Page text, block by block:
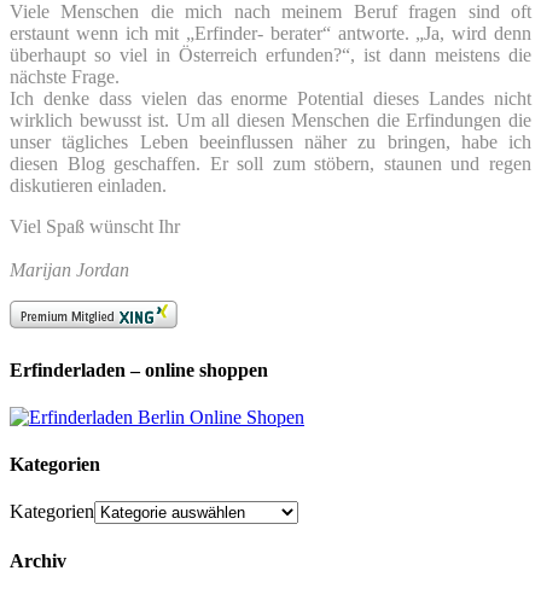
Viele Menschen die mich nach meinem Beruf fragen sind oft
erstaunt wenn ich mit „Erfinder- berater“ antworte. „Ja, wird denn
überhaupt so viel in Österreich erfunden?“, ist dann meistens die
nächste Frage.
Ich denke dass vielen das enorme Potential dieses Landes nicht
wirklich bewusst ist. Um all diesen Menschen die Erfindungen die
unser tägliches Leben beeinflussen näher zu bringen, habe ich
diesen Blog geschaffen. Er soll zum stöbern, staunen und regen
diskutieren einladen.
Viel Spaß wünscht Ihr
Marijan Jordan
Erfinderladen – online shoppen
Kategorien
Kategorien
Archiv